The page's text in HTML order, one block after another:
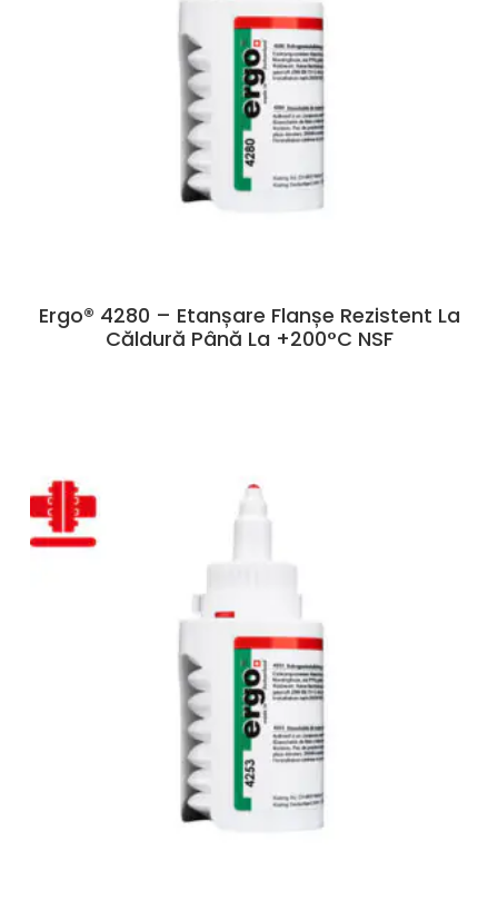
Ergo® 4280 – Etanșare Flanșe Rezistent La
Căldură Până La +200°C NSF